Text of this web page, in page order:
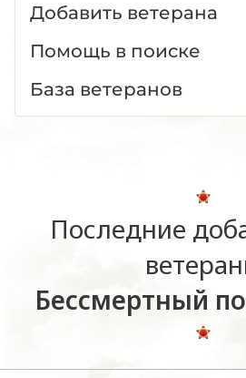
Добавить ветерана
Помощь в поиске
База ветеранов
Последние
Бессмертный